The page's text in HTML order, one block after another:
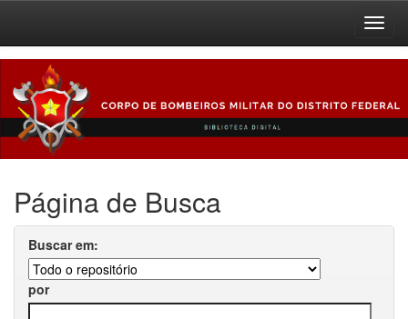
navigation
Página de Busca
Buscar em:
por